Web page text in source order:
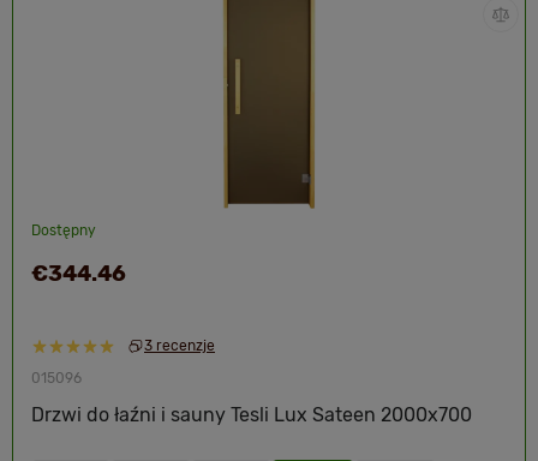
3 recenzje
Dostępny
015096
Drzwi do łaźni i sauny Tesli Lux Sateen 2000х700
€344.46